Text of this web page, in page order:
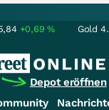
+0,69% Gold
Depot eröffnen